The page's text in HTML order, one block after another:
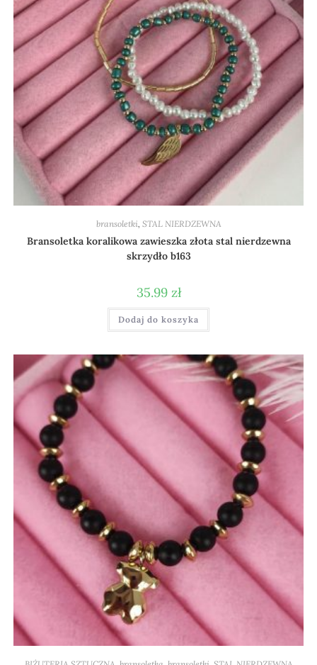
bransoletki STAL NIERDZEWNA
Bransoletka koralikowa zawieszka złota stal nierdzewna
skrzydło b163
35.99 zł
Dodaj do koszyka